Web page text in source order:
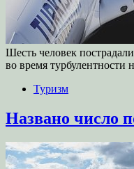
Шесть человек
во время
Туризм
Названо число